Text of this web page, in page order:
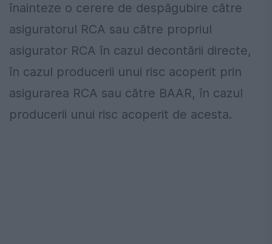
înainteze o cerere de despăgubire către
asiguratorul RCA sau către propriul
asigurator RCA în cazul decontării directe,
în cazul producerii unui risc acoperit prin
asigurarea RCA sau către BAAR, în cazul
producerii unui risc acoperit de acesta.